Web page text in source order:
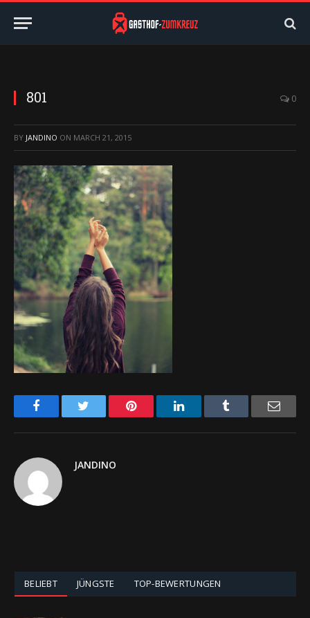
801 0
BY JANDINO ON MARCH 21, 2015
Facebook Pinterest LinkedIn Email
JANDINO
BELIEBT JÜNGSTE TOP-BEWERTUNGEN